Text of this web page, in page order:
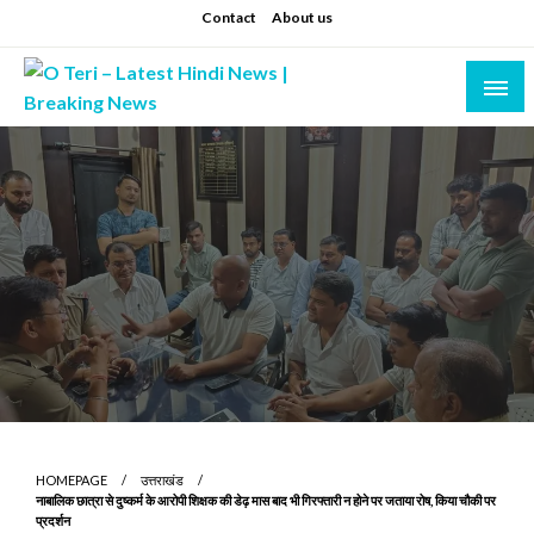
to
content
Contact About us
O Teri – Latest Hindi News | Breaking News
Prashant sharma (shastri)
HOMEPAGE
उत्तराखंड
नाबालिक छात्रा से दुष्कर्म के आरोपी शिक्षक की डेढ़ मास बाद भी गिरफ्तारी न होने पर जताया रोष, किया चौकी पर
प्रदर्शन